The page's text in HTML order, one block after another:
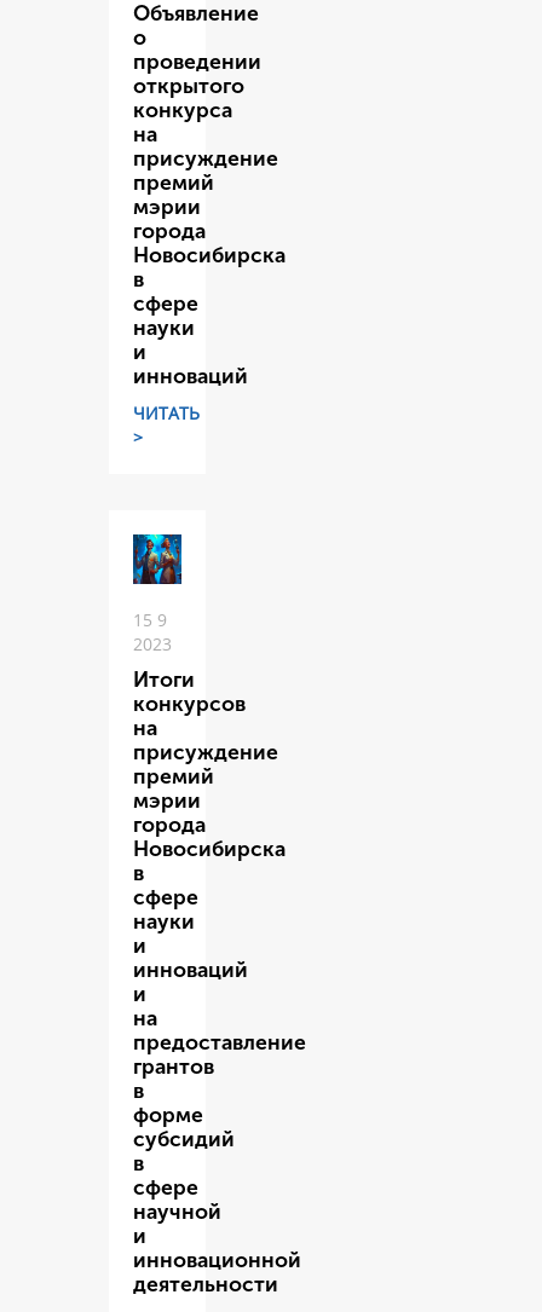
Объявление
о
проведении
открытого
конкурса
на
присуждение
премий
мэрии
города
Новосибирска
в
сфере
науки
и
инноваций
ЧИТАТЬ
>
15 9
2023
Итоги
конкурсов
на
присуждение
премий
мэрии
города
Новосибирска
в
сфере
науки
и
инноваций
и
на
предоставление
грантов
в
форме
субсидий
в
сфере
научной
и
инновационной
деятельности